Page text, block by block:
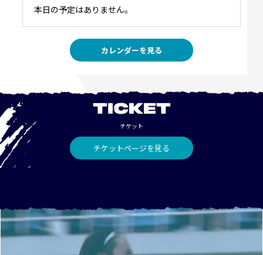
本日の予定はありません。
カレンダーを見る
TICKET
チケット
チケットページを見る